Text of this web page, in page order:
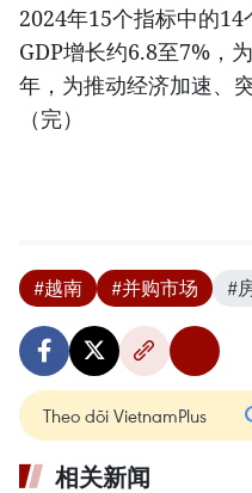
2024年15个指标中的
GDP增长约6.8至7%，
年，为推动经济加速、
（完）
#越南 #并购市场 #
Theo dõi VietnamPlus
相关新闻